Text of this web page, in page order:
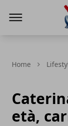
Home
età,